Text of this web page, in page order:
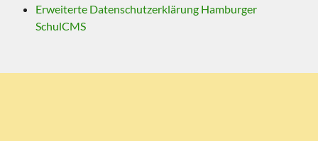
Erweiterte Datenschutzerklärung Hamburger
SchulCMS